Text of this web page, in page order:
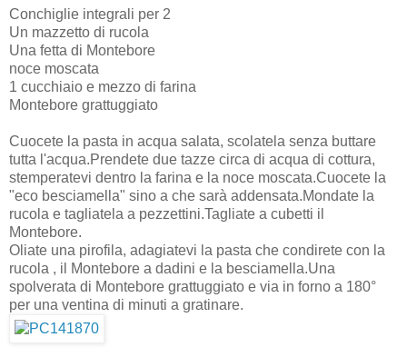
Conchiglie integrali per 2
Un mazzetto di rucola
Una fetta di Montebore
noce moscata
1 cucchiaio e mezzo di farina
Montebore grattuggiato
Cuocete la pasta in acqua salata, scolatela senza buttare
tutta l'acqua.Prendete due tazze circa di acqua di cottura,
stemperatevi dentro la farina e la noce moscata.Cuocete la
"eco besciamella" sino a che sarà addensata.Mondate la
rucola e tagliatela a pezzettini.Tagliate a cubetti il
Montebore.
Oliate una pirofila, adagiatevi la pasta che condirete con la
rucola , il Montebore a dadini e la besciamella.Una
spolverata di Montebore grattuggiato e via in forno a 180°
per una ventina di minuti a gratinare.